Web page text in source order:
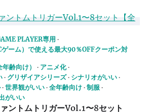
PLAYER専用
ーム）で使える最大90％OFFクーポン対
齢向け）
アニメ化
グリザイアシリーズ
シナリオがいい
世界観がいい 全年齢向け 制服
がいい
ントムトリガーVol.1〜8セット